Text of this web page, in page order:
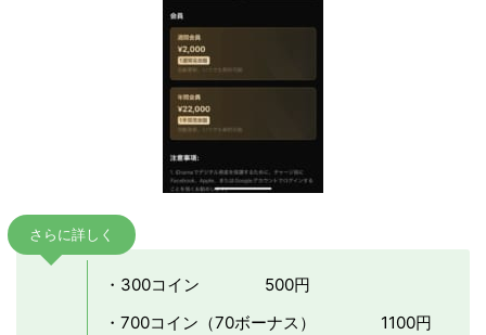
さらに詳しく
・300コイン 500円
・700コイン（70ボーナス） 1100円